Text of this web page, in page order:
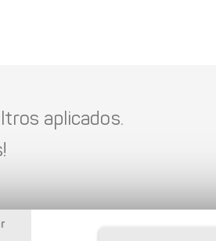
aplicados.